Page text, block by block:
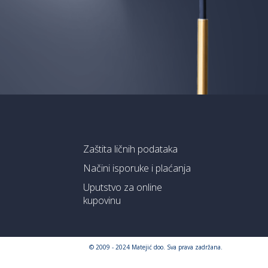
Zaštita ličnih podataka
Načini isporuke i plaćanja
Uputstvo za online
kupovinu
© 2009 - 2024 Matejić doo. Sva prava zadržana.